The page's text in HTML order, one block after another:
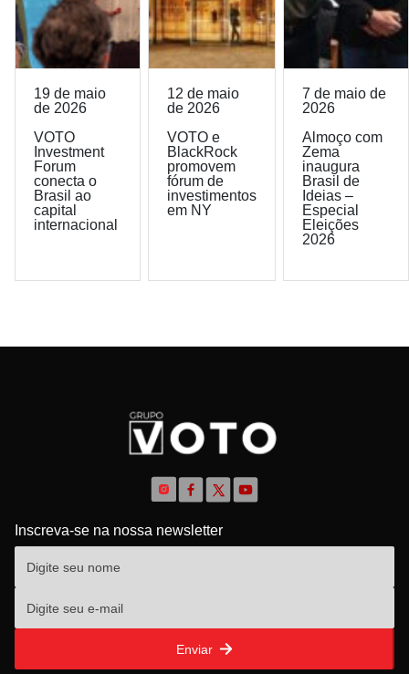
19 de maio
de 2026
VOTO
Investment
Forum
conecta o
Brasil ao
capital
internacional
12 de maio
de 2026
VOTO e
BlackRock
promovem
fórum de
investimentos
em NY
7 de maio de
2026
Almoço com
Zema
inaugura
Brasil de
Ideias –
Especial
Eleições
2026
Inscreva-se na nossa newsletter
Enviar